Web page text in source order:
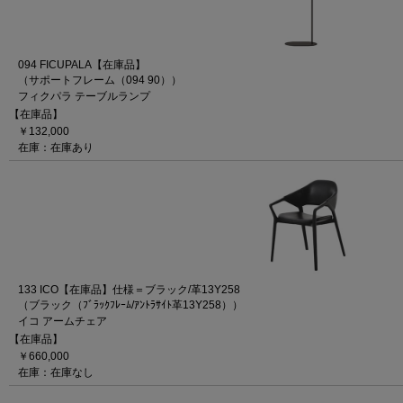
094 FICUPALA【在庫品】
（サポートフレーム（094 90））
フィクパラ テーブルランプ
【在庫品】
￥132,000
在庫：在庫あり
133 ICO【在庫品】仕様＝ブラック/革13Y258
（ブラック（ﾌﾞﾗｯｸﾌﾚｰﾑ/ｱﾝﾄﾗｻｲﾄ革13Y258））
イコ アームチェア
【在庫品】
￥660,000
在庫：在庫なし